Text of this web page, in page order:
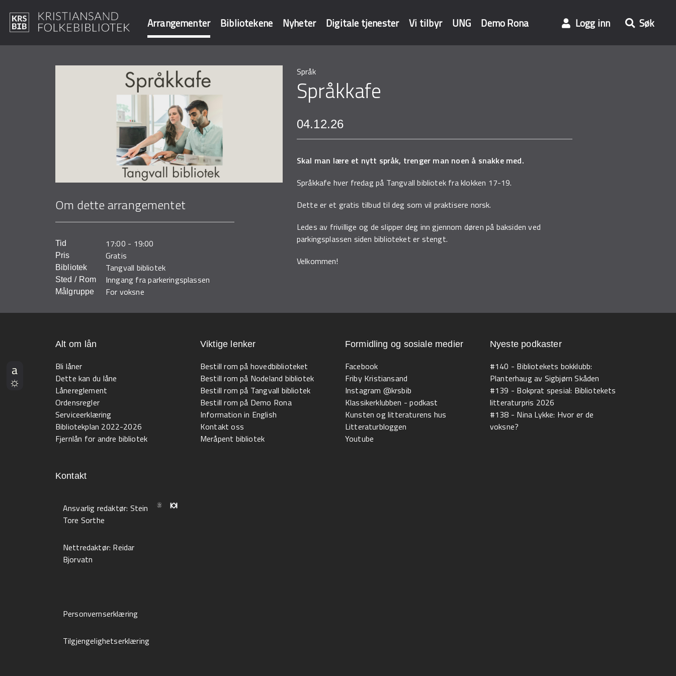
Arrangementer Bibliotekene Nyheter Digitale tjenester Vi tilbyr UNG Demo Rona Logg inn Søk
Søk i våre databaser
Om dette arrangementet
Tid 17:00 - 19:00
Pris Gratis
Bibliotek Tangvall bibliotek
Sted / Rom Inngang fra parkeringsplassen
Målgruppe For voksne
Språk
Språkkafe
04.12.26
Skal man lære et nytt språk, trenger man noen å snakke med.
Språkkafe hver fredag på Tangvall bibliotek fra klokken 17-19.
Dette er et gratis tilbud til deg som vil praktisere norsk.
Ledes av frivillige og de slipper deg inn gjennom døren på baksiden ved
parkingsplassen siden biblioteket er stengt.
Velkommen!
Alt om lån
Bli låner
Dette kan du låne
Lånereglement
Ordensregler
Serviceerklæring
Bibliotekplan 2022-2026
Fjernlån for andre bibliotek
Viktige lenker
Bestill rom på hovedbiblioteket
Bestill rom på Nodeland bibliotek
Bestill rom på Tangvall bibliotek
Bestill rom på Demo Rona
Information in English
Kontakt oss
Meråpent bibliotek
Formidling og sosiale medier
Facebook
Friby Kristiansand
Instagram @krsbib
Klassikerklubben - podkast
Kunsten og litteraturens hus
Litteraturbloggen
Youtube
Nyeste podkaster
#140 - Bibliotekets bokklubb:
Planterhaug av Sigbjørn Skåden
#139 - Bokprat spesial: Bibliotekets
litteraturpris 2026
#138 - Nina Lykke: Hvor er de
voksne?
Kontakt
Ansvarlig redaktør: Stein
Tore Sorthe
Nettredaktør: Reidar
Bjorvatn
Personvernserklæring
Tilgjengelighetserklæring